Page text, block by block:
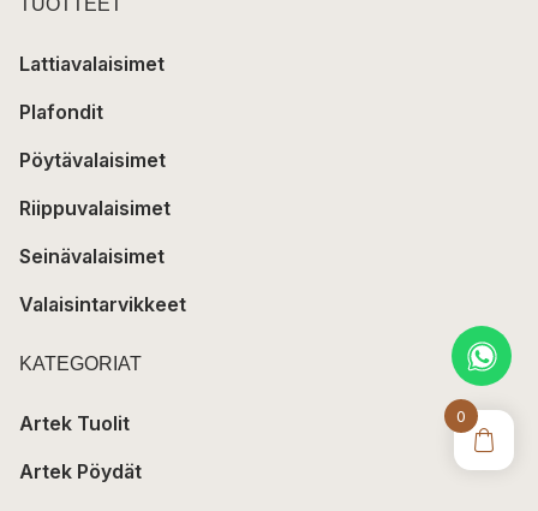
0
TUOTTEET
Lattiavalaisimet
Plafondit
Pöytävalaisimet
Riippuvalaisimet
Seinävalaisimet
Valaisintarvikkeet
KATEGORIAT
Artek Tuolit
Artek Pöydät